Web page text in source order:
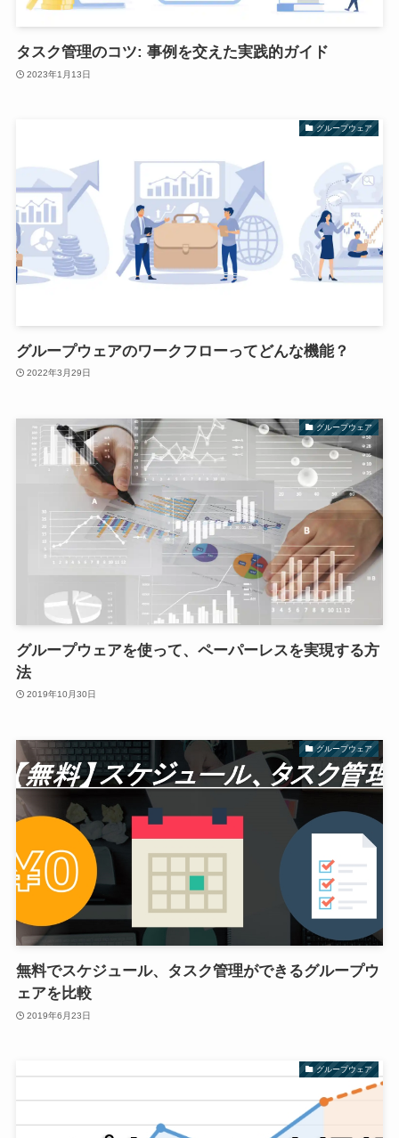
タスク管理のコツ: 事例を交えた実践的ガイド
2023年1月13日
グループウェア
グループウェアのワークフローってどんな機能？
2022年3月29日
グループウェア
グループウェアを使って、ペーパーレスを実現する方
法
2019年10月30日
グループウェア
無料でスケジュール、タスク管理ができるグループウ
ェアを比較
2019年6月23日
グループウェア